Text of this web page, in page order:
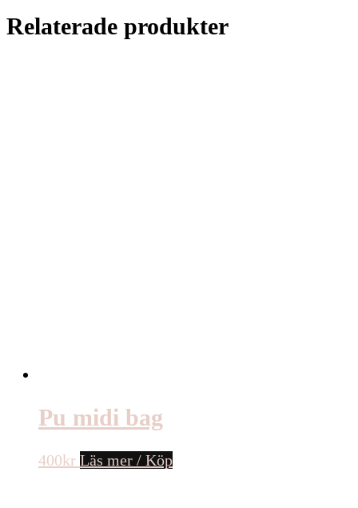
Relaterade produkter
Pu midi bag
400kr Läs mer / Köp